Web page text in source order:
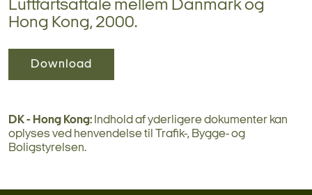
Luftfartsaftale mellem Danmark og
Hong Kong, 2000.
Download
DK - Hong Kong: Indhold af yderligere dokumenter kan
oplyses ved henvendelse til Trafik-, Bygge- og
Boligstyrelsen.